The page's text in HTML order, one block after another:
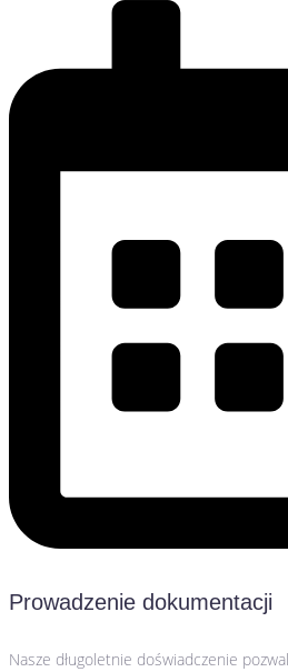
Prowadzenie dokumentacji
Nasze długoletnie doświadczenie